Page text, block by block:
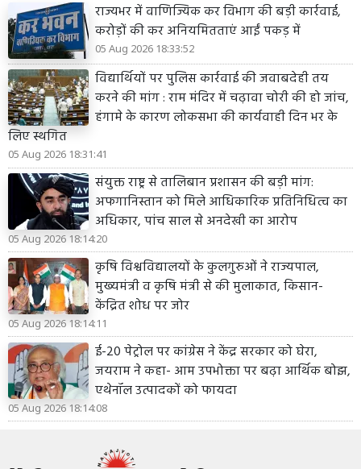
राज्यभर में वाणिज्यिक कर विभाग की बड़ी कार्रवाई,
करोड़ों की कर अनियमितताएं आईं पकड़ में
05 Aug 2026 18:33:52
विद्यार्थियों पर पुलिस कार्रवाई की जवाबदेही तय
करने की मांग : राम मंदिर में चढ़ावा चोरी की हो जांच,
हंगामे के कारण लोकसभा की कार्यवाही दिन भर के
लिए स्थगित
05 Aug 2026 18:31:41
संयुक्त राष्ट्र से तालिबान प्रशासन की बड़ी मांग:
अफगानिस्तान को मिले आधिकारिक प्रतिनिधित्व का
अधिकार, पांच साल से अनदेखी का आरोप
05 Aug 2026 18:14:20
कृषि विश्वविद्यालयों के कुलगुरुओं ने राज्यपाल,
मुख्यमंत्री व कृषि मंत्री से की मुलाकात, किसान-
केंद्रित शोध पर जोर
05 Aug 2026 18:14:11
ई-20 पेट्रोल पर कांग्रेस ने केंद्र सरकार को घेरा,
जयराम ने कहा- आम उपभोक्ता पर बढ़ा आर्थिक बोझ,
एथेनॉल उत्पादकों को फायदा
05 Aug 2026 18:14:08